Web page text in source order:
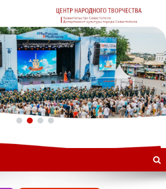
«ЦНТ» –
Центр
творчества